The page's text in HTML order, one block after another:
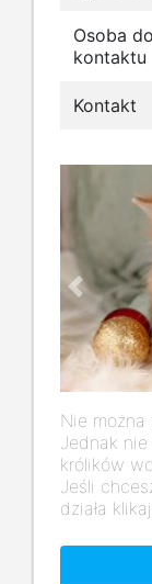
Osoba do
kontaktu
Kontakt
Previous
Nie można
Jednak
królików
Jeśli
działa